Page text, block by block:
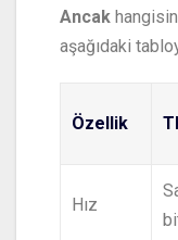
Ancak
aşağıdaki
Özellik
Hız